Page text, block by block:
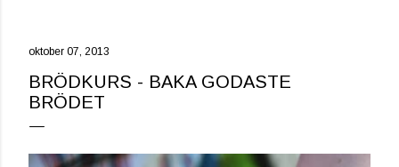
oktober 07, 2013
BRÖDKURS - BAKA GODASTE
BRÖDET